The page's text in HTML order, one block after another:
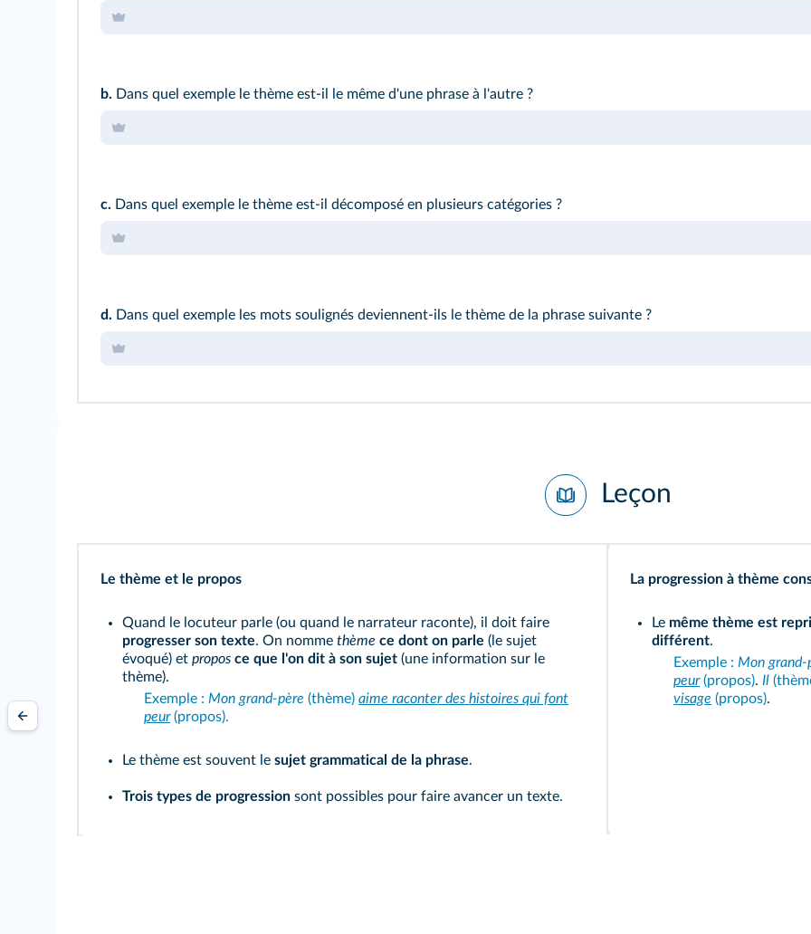
b. Dans quel exemple le thème est‑il le même d'une phrase à l'autre ?
c. Dans quel exemple le thème est‑il décomposé en plusieurs catégories ?
d. Dans quel exemple les mots soulignés deviennent‑ils le thème de la phrase suivante ?
Leçon
Le thème et le propos
Quand le locuteur parle (ou quand le narrateur raconte), il doit faire
progresser son texte. On nomme thème ce dont on parle (le sujet
évoqué) et propos ce que l'on dit à son sujet (une information sur le
thème).
Exemple : Mon grand‑père (thème) aime raconter des histoires qui font
peur (propos).
Le thème est souvent le sujet grammatical de la phrase.
Trois types de progression sont possibles pour faire avancer un texte.
La progression à thème
Le même thème est
différent.
Exemple : Mon
peur (propos). Il
visage (propos).